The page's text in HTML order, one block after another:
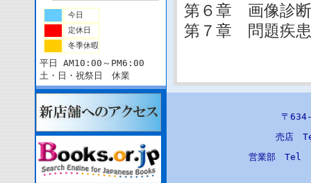
今日
定休日
冬季休暇
平日 AM10:00～PM6:00
土・日・祝祭日 休業
第６章 画像診
第７章 問題疾
〒
売店
営業部 Tel